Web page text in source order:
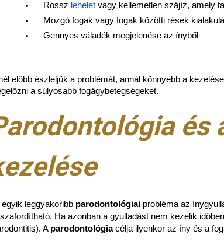
Rossz lehelet vagy kellemetlen szájíz, amely
Mozgó fogak vagy fogak közötti rések
Gennyes váladék megjelenése az ínyből
előbb észleljük a problémát, annál könnyebb a
a súlyosabb fogágybetegségeket.
és
leggyakoribb parodontológiai probléma az
Ha azonban a gyulladást nem kezelik
A parodontológiacélja ilyenkor az íny és a